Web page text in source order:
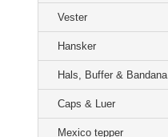
Vester
Hansker
Hals, Buffer & Bandana
Caps & Luer
Mexico tepper